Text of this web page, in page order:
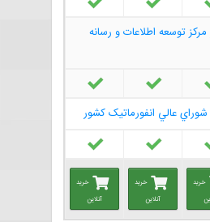
توسعه اطلاعات و رسانه
شوراي عالي انفورماتيک کشور
خرید
خرید
آنلاین
خرید
آنلاین